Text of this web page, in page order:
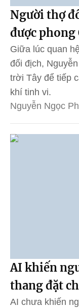
Người thợ
được phong
Giữa lúc quan
đối địch,
trời Tây để tiếp
khí tinh vi.
Nguyễn Ngọc
AI khiến
thang đặt
AI chưa khiến